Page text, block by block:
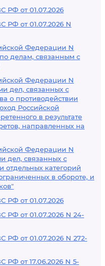
РФ от 01.07.2026
РФ от 01.07.2026 N
Федерации N
делам, связанным с
Федерации N
дел, связанных с
о противодействии
Российской
в результате
направленных на
Федерации N
дел, связанных с
отдельных категорий
в обороте, и
РФ от 01.07.2026
РФ от 01.07.2026 N 24-
РФ от 01.07.2026 N 272-
РФ от 17.06.2026 N 5-